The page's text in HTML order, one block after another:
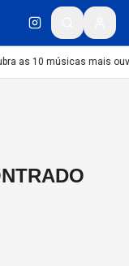
as 10 músicas mais